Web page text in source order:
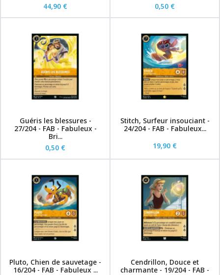
44,90 €
0,50 €
Guéris les blessures -
27/204 - FAB - Fabuleux -
Bri...
0,50 €
Stitch, Surfeur insouciant -
24/204 - FAB - Fabuleux...
19,90 €
Pluto, Chien de sauvetage -
16/204 - FAB - Fabuleux ...
Cendrillon, Douce et
charmante - 19/204 - FAB -